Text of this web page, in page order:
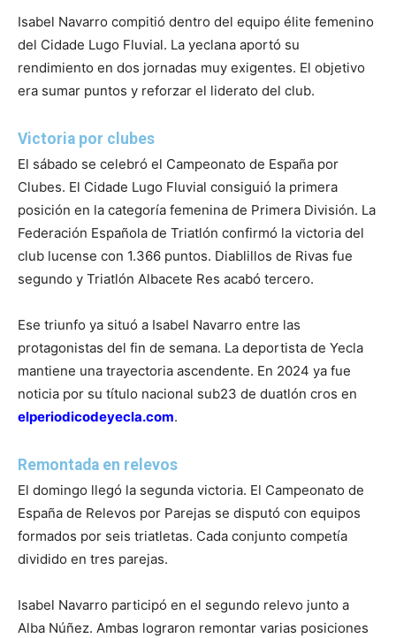
Isabel Navarro compitió dentro del equipo élite femenino
del Cidade Lugo Fluvial. La yeclana aportó su
rendimiento en dos jornadas muy exigentes. El objetivo
era sumar puntos y reforzar el liderato del club.
Victoria por clubes
El sábado se celebró el Campeonato de España por
Clubes. El Cidade Lugo Fluvial consiguió la primera
posición en la categoría femenina de Primera División. La
Federación Española de Triatlón confirmó la victoria del
club lucense con 1.366 puntos. Diablillos de Rivas fue
segundo y Triatlón Albacete Res acabó tercero.
Ese triunfo ya situó a Isabel Navarro entre las
protagonistas del fin de semana. La deportista de Yecla
mantiene una trayectoria ascendente. En 2024 ya fue
noticia por su título nacional sub23 de duatlón cros en
elperiodicodeyecla.com.
Remontada en relevos
El domingo llegó la segunda victoria. El Campeonato de
España de Relevos por Parejas se disputó con equipos
formados por seis triatletas. Cada conjunto competía
dividido en tres parejas.
Isabel Navarro participó en el segundo relevo junto a
Alba Núñez. Ambas lograron remontar varias posiciones